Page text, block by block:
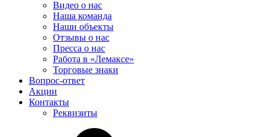
Видео о нас
Наша команда
Наши объекты
Отзывы о нас
Пресса о нас
Работа в «Лемаксе»
Торговые знаки
Вопрос-ответ
Акции
Контакты
Реквизиты